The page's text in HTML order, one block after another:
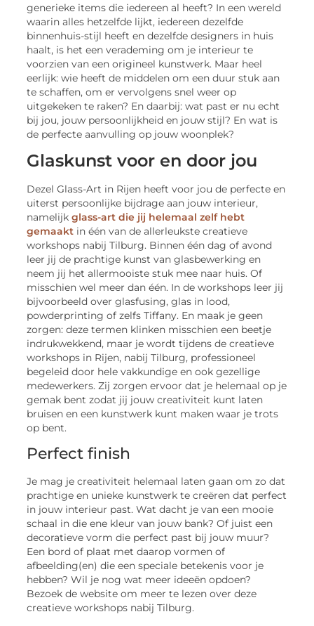
generieke items die iedereen al heeft? In een wereld
waarin alles hetzelfde lijkt, iedereen dezelfde
binnenhuis-stijl heeft en dezelfde designers in huis
haalt, is het een verademing om je interieur te
voorzien van een origineel kunstwerk. Maar heel
eerlijk: wie heeft de middelen om een duur stuk aan
te schaffen, om er vervolgens snel weer op
uitgekeken te raken? En daarbij: wat past er nu echt
bij jou, jouw persoonlijkheid en jouw stijl? En wat is
de perfecte aanvulling op jouw woonplek?
Glaskunst voor en door jou
Dezel Glass-Art in Rijen heeft voor jou de perfecte en
uiterst persoonlijke bijdrage aan jouw interieur,
namelijkglass-art die jij helemaal zelf hebt
gemaakt in één van de allerleukste creatieve
workshops nabij Tilburg. Binnen één dag of avond
leer jij de prachtige kunst van glasbewerking en
neem jij het allermooiste stuk mee naar huis. Of
misschien wel meer dan één. In de workshops leer jij
bijvoorbeeld over glasfusing, glas in lood,
powderprinting of zelfs Tiffany. En maak je geen
zorgen: deze termen klinken misschien een beetje
indrukwekkend, maar je wordt tijdens de creatieve
workshops in Rijen, nabij Tilburg, professioneel
begeleid door hele vakkundige en ook gezellige
medewerkers. Zij zorgen ervoor dat je helemaal op je
gemak bent zodat jij jouw creativiteit kunt laten
bruisen en een kunstwerk kunt maken waar je trots
op bent.
Perfect finish
Je mag je creativiteit helemaal laten gaan om zo dat
prachtige en unieke kunstwerk te creëren dat perfect
in jouw interieur past. Wat dacht je van een mooie
schaal in die ene kleur van jouw bank? Of juist een
decoratieve vorm die perfect past bij jouw muur?
Een bord of plaat met daarop vormen of
afbeelding(en) die een speciale betekenis voor je
hebben? Wil je nog wat meer ideeën opdoen?
Bezoek de website om meer te lezen over deze
creatieve workshops nabij Tilburg.